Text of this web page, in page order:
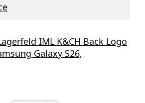
IML K&CH Back Logo
Galaxy S26,
MDY-11-EZ 3A 33W